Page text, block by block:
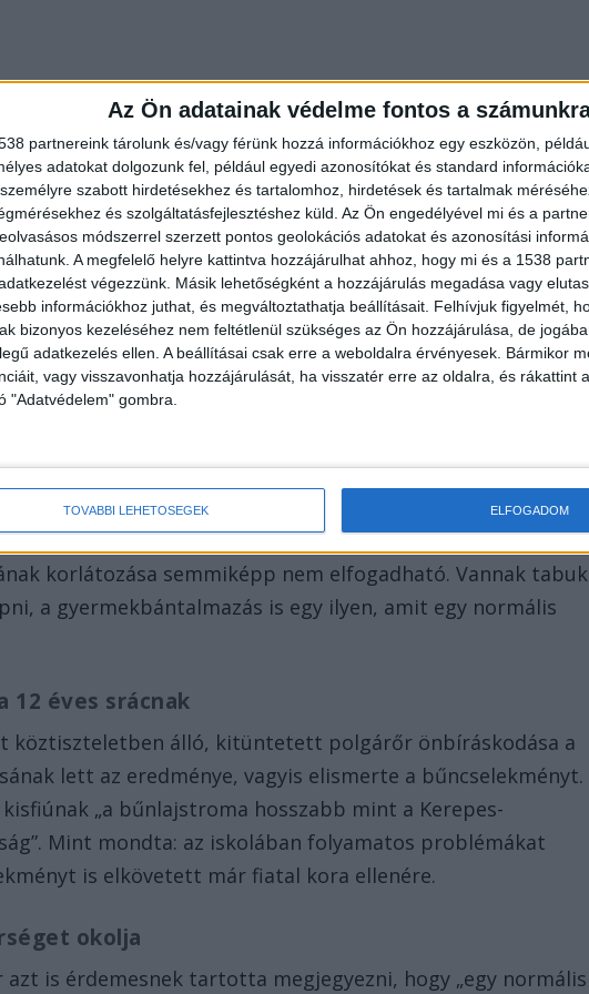
Az Ön adatainak védelme fontos a
partnereink tárolunk és/vagy férünk hozzá információkhoz egy eszközön,
adatokat dolgozunk fel, például egyedi azonosítókat és standard
szabott hirdetésekhez és tartalomhoz, hirdetések és tartalmak
és szolgáltatásfejlesztéshez küld. Az Ön engedélyével mi és a
módszerrel szerzett pontos geolokációs adatokat és azonosítási
A megfelelő helyre kattintva hozzájárulhat ahhoz, hogy mi és a 1538
végezzünk. Másik lehetőségként a hozzájárulás megadása vagy
információkhoz juthat, és megváltoztathatja beállításait. Felhívjuk figyelmét,
bizonyos kezeléséhez nem feltétlenül szükséges az Ön hozzájárulása, de
adatkezelés ellen. A beállításai csak erre a weboldalra érvényesek. Bármikor
vagy visszavonhatja hozzájárulását, ha visszatér erre az oldalra, és rákattint
"Adatvédelem" gombra.
TOVÁBBI LEHETŐSÉGEK ELFOGADOM
rendőrség
ahol megerősítették, hogy a Pest Vármegyei
szabadság megsértése miatt büntetőeljárás indult. A
két személyt hallgattak ki gyanúsítottként, akik az
Gyuricza Lászlót is, aki elmondta: egy 12 éves
korlátozása semmiképp nem elfogadható. Vannak tabuk
a gyermekbántalmazás is egy ilyen, amit egy normális
12 éves srácnak
köztiszteletben álló, kitüntetett polgárőr önbíráskodása a
lett az eredménye, vagyis elismerte a bűncselekményt.
„a bűnlajstroma hosszabb mint a Kerepes-
Mint mondta: az iskolában folyamatos problémákat
is elkövetett már fiatal kora ellenére.
okolja
is érdemesnek tartotta megjegyezni, hogy „egy normális